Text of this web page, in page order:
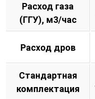
Расход газа
(ГГУ), м3/час
Расход дров
Стандартная
комплектация